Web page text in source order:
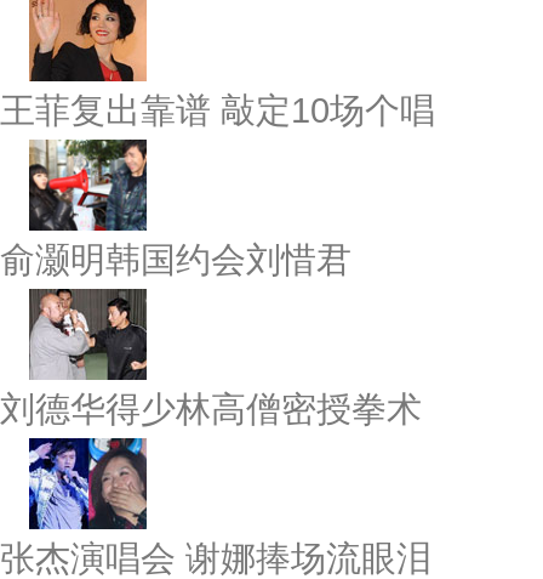
王菲复出靠谱 敲定10场个唱
俞灏明韩国约会刘惜君
刘德华得少林高僧密授拳术
张杰演唱会 谢娜捧场流眼泪